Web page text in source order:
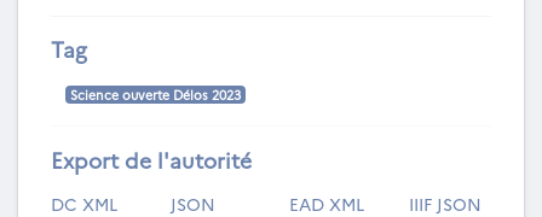
Tag
Science ouverte Délos 2023
Export de l'autorité
DC XML JSON EAD XML IIIF JSON